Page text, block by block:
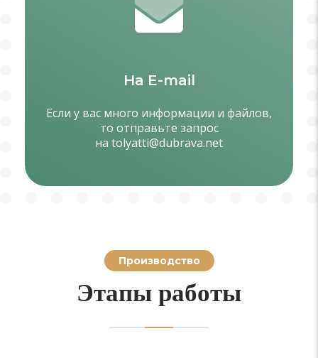
На E-mail
Если у вас много информации и файлов,
то отправьте запрос
на tolyatti@dubrava.net
Производство
Этапы работы